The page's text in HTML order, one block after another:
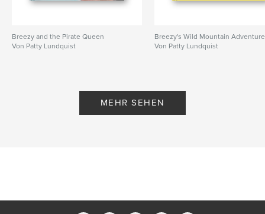
Breezy and the Pirate Queen
Von Patty Lundquist
Breezy's Wild Mountain Adventure
Von Patty Lundquist
MEHR SEHEN